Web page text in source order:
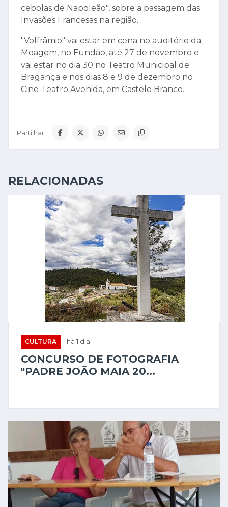
cebolas de Napoleão", sobre a passagem das
Invasões Francesas na região.
"Volfrâmio" vai estar em cena no auditório da
Moagem, no Fundão, até 27 de novembro e
vai estar no dia 30 no Teatro Municipal de
Bragança e nos dias 8 e 9 de dezembro no
Cine-Teatro Avenida, em Castelo Branco.
Partilhar:
RELACIONADAS
CULTURA há 1 dia
CONCURSO DE FOTOGRAFIA
"PADRE JOÃO MAIA 20...